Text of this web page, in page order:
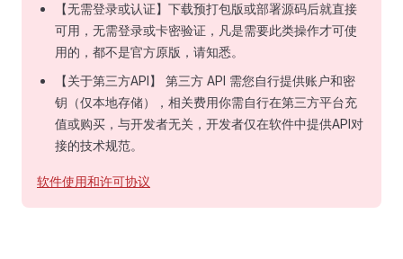
【无需登录或认证】下载预打包版或部署源码后就直接
可用，无需登录或卡密验证，凡是需要此类操作才可使
用的，都不是官方原版，请知悉。
【关于第三方API】 第三方 API 需您自行提供账户和密
钥（仅本地存储），相关费用你需自行在第三方平台充
值或购买，与开发者无关，开发者仅在软件中提供API对
接的技术规范。
软件使用和许可协议